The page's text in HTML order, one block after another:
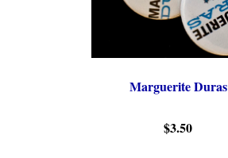
Marguerite Duras
$3.50